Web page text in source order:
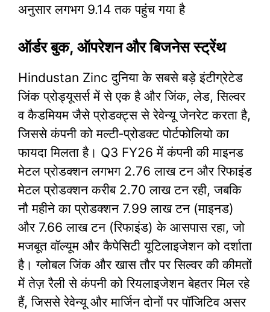
अनुसार लगभग 9.14 तक पहुंच गया है
ऑर्डर बुक, ऑपरेशन और बिजनेस स्ट्रेंथ
Hindustan Zinc दुनिया के सबसे बड़े इंटीग्रेटेड
जिंक प्रोड्यूसर्स में से एक है और जिंक, लेड, सिल्वर
व कैडमियम जैसे प्रोडक्ट्स से रेवेन्यू जेनरेट करता है,
जिससे कंपनी को मल्टी‑प्रोडक्ट पोर्टफोलियो का
फायदा मिलता है। Q3 FY26 में कंपनी की माइनड
मेटल प्रोडक्शन लगभग 2.76 लाख टन और रिफाइंड
मेटल प्रोडक्शन करीब 2.70 लाख टन रही, जबकि
नौ महीने का प्रोडक्शन 7.99 लाख टन (माइनड)
और 7.66 लाख टन (रिफाइंड) के आसपास रहा, जो
मजबूत वॉल्यूम और कैपेसिटी यूटिलाइजेशन को दर्शाता
है। ग्लोबल जिंक और खास तौर पर सिल्वर की कीमतों
में तेज़ रैली से कंपनी को रियलाइजेशन बेहतर मिल रहे
हैं, जिससे रेवेन्यू और मार्जिन दोनों पर पॉजिटिव असर